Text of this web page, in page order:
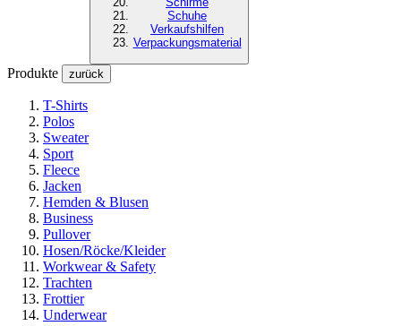
Schuhe
Verkaufshilfen
Verpackungsmaterial
Produkte zurück
T-Shirts
Polos
Sweater
Sport
Fleece
Jacken
Hemden & Blusen
Business
Pullover
Hosen/Röcke/Kleider
Workwear & Safety
Trachten
Frottier
Underwear